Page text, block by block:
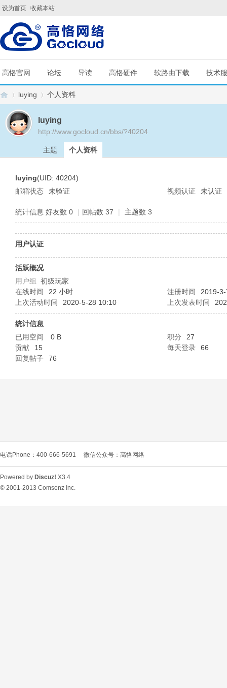
设为首页 收藏本站
高恪官网 论坛 导读 高恪硬件 软路由下载 技术
L
luying 个人资料
luying
http://www.gocloud.cn/bbs/?40204
主题 个人资料
luying(UID: 40204)
邮箱状态
未验证 视频认证 未认证
统计信息 好友数 0 | 回帖数 37 | 主题数 3
用户认证
活跃概况
用户组 初级玩家
在线时间
22 小时 注册时间
2019-
上次活动时间
2020-5-28 10:10 上次发表时间
统计信息
已用空间
0 B 积分
27
贡献
15 每天登录
66
回复帖子
76
电话Phone：400-666-5691 微信公众号：高恪网络
Powered by Discuz! X3.4
© 2001-2013 Comsenz Inc.